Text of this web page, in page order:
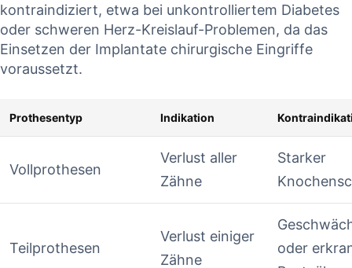
kontraindiziert, etwa bei unkontrolliertem Diabetes
oder schweren Herz-Kreislauf-Problemen,⁤ da ‍das⁢
Einsetzen der Implantate chirurgische Eingriffe
voraussetzt.
Prothesentyp Indikation
Vollprothesen
Verlust aller
Zähne
Starker
Teilprothesen
Verlust einiger
Zähne
oder